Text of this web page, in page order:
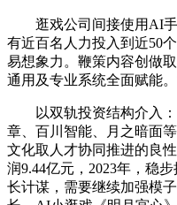
逛戏公司间接使用AI手
有近百名人力投入到近50
易想象力。鞭策内容创做
通用及专业系统全面赋能
以双轨投资结构介入：
章、百川智能、月之暗面
文化取人才协同推进的良
润9.44亿元，2023年，稳
长计谋，需要继续加强模